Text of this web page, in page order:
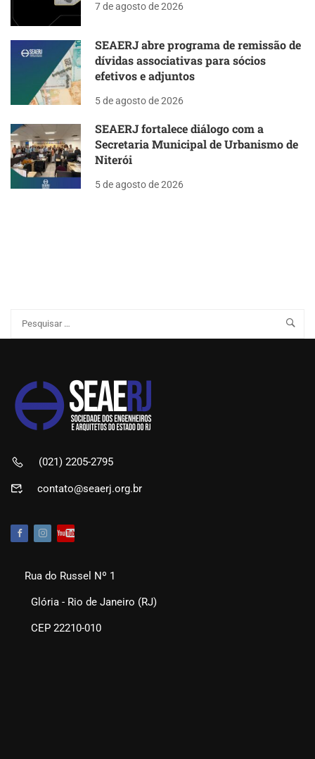
7 de agosto de 2026
SEAERJ abre programa de remissão de
dívidas associativas para sócios
efetivos e adjuntos
5 de agosto de 2026
SEAERJ fortalece diálogo com a
Secretaria Municipal de Urbanismo de
Niterói
5 de agosto de 2026
(021) 2205-2795
contato@seaerj.org.br
Rua do Russel Nº 1
Glória - Rio de Janeiro (RJ)
CEP 22210-010